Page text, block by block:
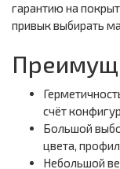
гарантию на
привык выбирать
счёт
Большой
цвета,
Небольшой